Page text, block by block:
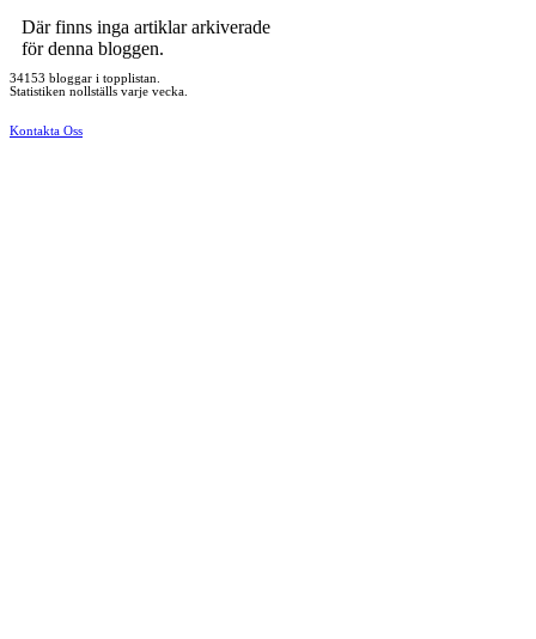
Där finns inga artiklar arkiverade
för denna bloggen.
34153 bloggar i topplistan.
Statistiken nollställs varje vecka.
Kontakta Oss